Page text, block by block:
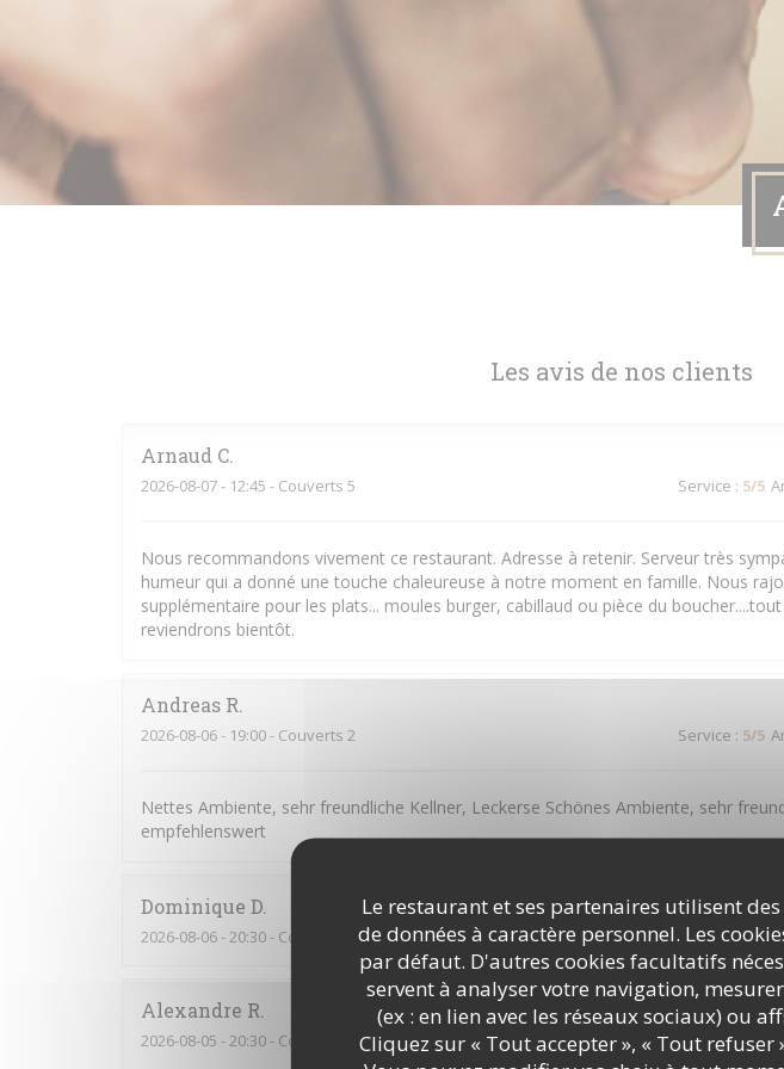
Le restaurant et ses partenaires utilisent
de données à caractère personnel. Les
par défaut. D'autres cookies facultatifs
servent à analyser votre navigation,
(ex : en lien avec les réseaux sociaux) ou
Cliquez sur « Tout accepter », « Tout
Les avis de nos clients
Arnaud C
2026-08-07- 12:45 - Couverts 5 Service : 5/5
Nous recommandons vivement ce restaurant. Adresse à retenir. Serveur très
humeur qui a donné une touche chaleureuse à notre moment en famille. Nous
supplémentaire pour les plats... moules burger, cabillaud ou pièce du
reviendrons bientôt.
Andreas R
2026-08-06- 19:00 - Couverts 2 Service : 5/5
Nettes Ambiente, sehr freundliche Kellner, Leckerse Schönes Ambiente, sehr
empfehlenswert
Dominique D
2026-08-06- 20:30 - Couverts 2 Service:4/5
Alexandre R
2026-08-05 - 20:30 - Couverts 9 Service: 5/5